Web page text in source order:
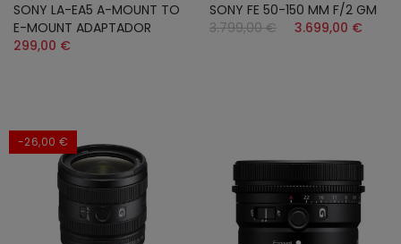
SONY LA-EA5 A-MOUNT TO
E-MOUNT ADAPTADOR
299,00 €
SONY FE 50-150 MM F/2 GM
3.799,00 €
3.699,00 €
-26,00 €